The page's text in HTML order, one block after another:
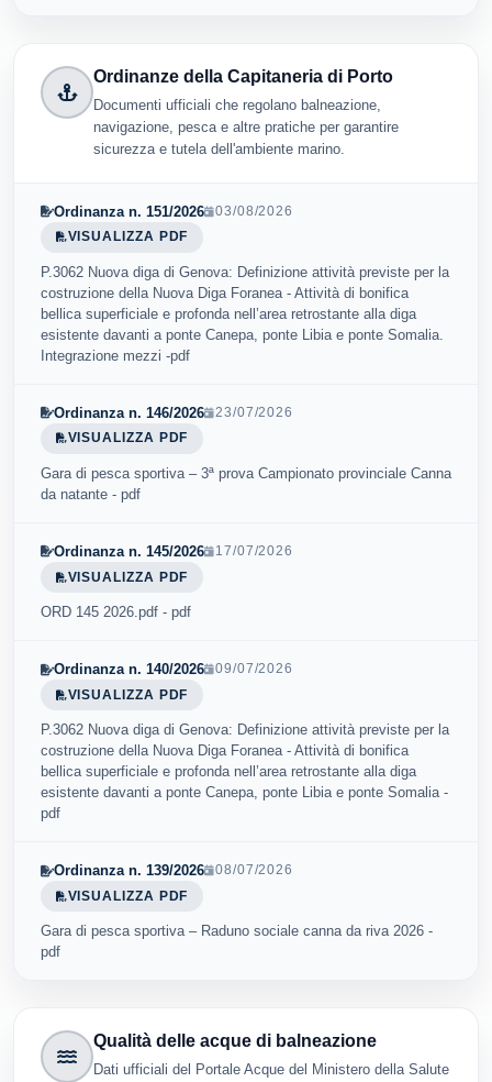
Ordinanze della Capitaneria di Porto
Documenti ufficiali che regolano balneazione,
navigazione, pesca e altre pratiche per garantire
sicurezza e tutela dell'ambiente marino.
Ordinanza n. 151/2026
03/08/2026
VISUALIZZA PDF
P.3062 Nuova diga di Genova: Definizione attività previste per la
costruzione della Nuova Diga Foranea - Attività di bonifica
bellica superficiale e profonda nell’area retrostante alla diga
esistente davanti a ponte Canepa, ponte Libia e ponte Somalia.
Integrazione mezzi -pdf
Ordinanza n. 146/2026
23/07/2026
VISUALIZZA PDF
Gara di pesca sportiva – 3ª prova Campionato provinciale Canna
da natante - pdf
Ordinanza n. 145/2026
17/07/2026
VISUALIZZA PDF
ORD 145 2026.pdf - pdf
Ordinanza n. 140/2026
09/07/2026
VISUALIZZA PDF
P.3062 Nuova diga di Genova: Definizione attività previste per la
costruzione della Nuova Diga Foranea - Attività di bonifica
bellica superficiale e profonda nell’area retrostante alla diga
esistente davanti a ponte Canepa, ponte Libia e ponte Somalia -
pdf
Ordinanza n. 139/2026
08/07/2026
VISUALIZZA PDF
Gara di pesca sportiva – Raduno sociale canna da riva 2026 -
pdf
Qualità delle acque di balneazione
Dati ufficiali del Portale Acque del Ministero della Salute